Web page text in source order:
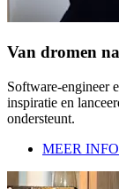
Van dromen
Software-engineer
inspiratie en
ondersteunt.
MEER